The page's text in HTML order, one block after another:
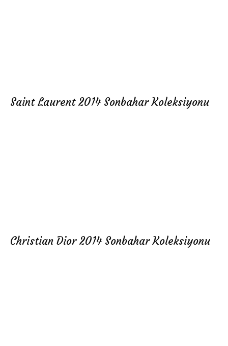
Saint Laurent 2014 Sonbahar Koleksiyonu
Christian Dior 2014 Sonbahar Koleksiyonu